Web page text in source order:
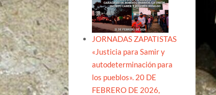
JORNADAS ZAPATISTAS
«Justicia para Samir y
autodeterminación para
los pueblos». 20 DE
FEBRERO DE 2026,